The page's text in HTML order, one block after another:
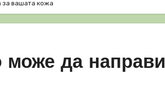
за вашата кожа
може да направи